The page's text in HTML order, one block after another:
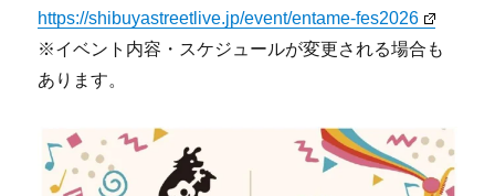
https://shibuyastreetlive.jp/event/entame-fes2026
※イベント内容・スケジュールが変更される場合も
あります。